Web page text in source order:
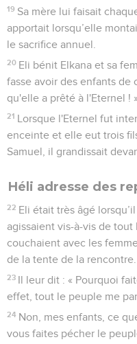
19 Sa mère lui faisait
apportait lorsqu’elle
le sacrifice annuel.
20 Eli bénit Elkana et sa
fasse avoir des enfants
qu'elle a prêté à l'Eternel !
21 Lorsque l'Eternel fut
enceinte et elle eut trois
Samuel, il grandissait
Héli adresse des
22 Eli était très âgé
agissaient vis-à-vis de tout
couchaient avec les
de la tente de la rencontre.
23 Il leur dit : « Pourquoi
effet, tout le peuple me
24 Non, mes enfants, ce
vous faites pécher le